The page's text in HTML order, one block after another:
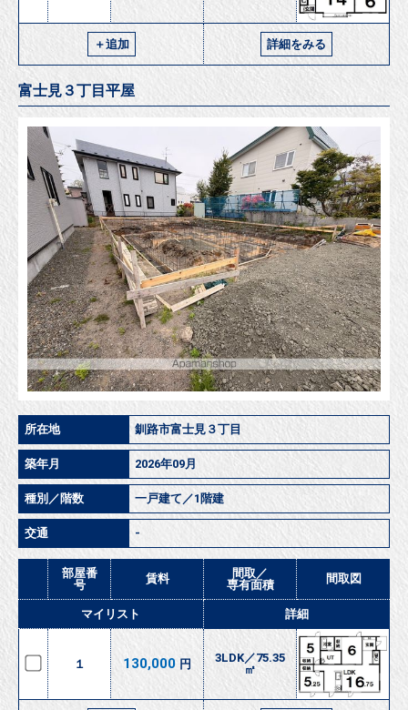
＋追加 詳細をみる
富士見３丁目平屋
所在地 釧路市富士見３丁目
築年月 2026年09月
種別／階数 一戸建て／1階建
交通 -
部屋番
号
賃料
間取／
専有面積
間取図
マイリスト 詳細
１ 130,000 円
3LDK／75.35
㎡